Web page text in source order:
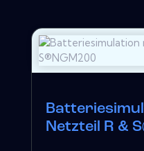
Netzteil R &